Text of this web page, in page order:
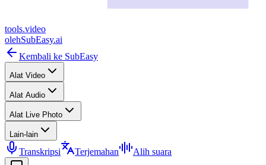
tools.video
olehSubEasy.ai
Kembali ke SubEasy
Alat Video
Alat Audio
Alat Live Photo
Lain-lain
Transkripsi Terjemahan Alih suara